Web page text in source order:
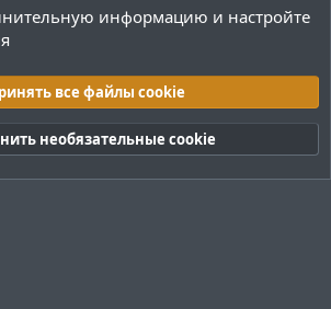
Русский (RU)
и правила
Помощь
R
информацию и настройте
все файлы cookie
необязательные cookie